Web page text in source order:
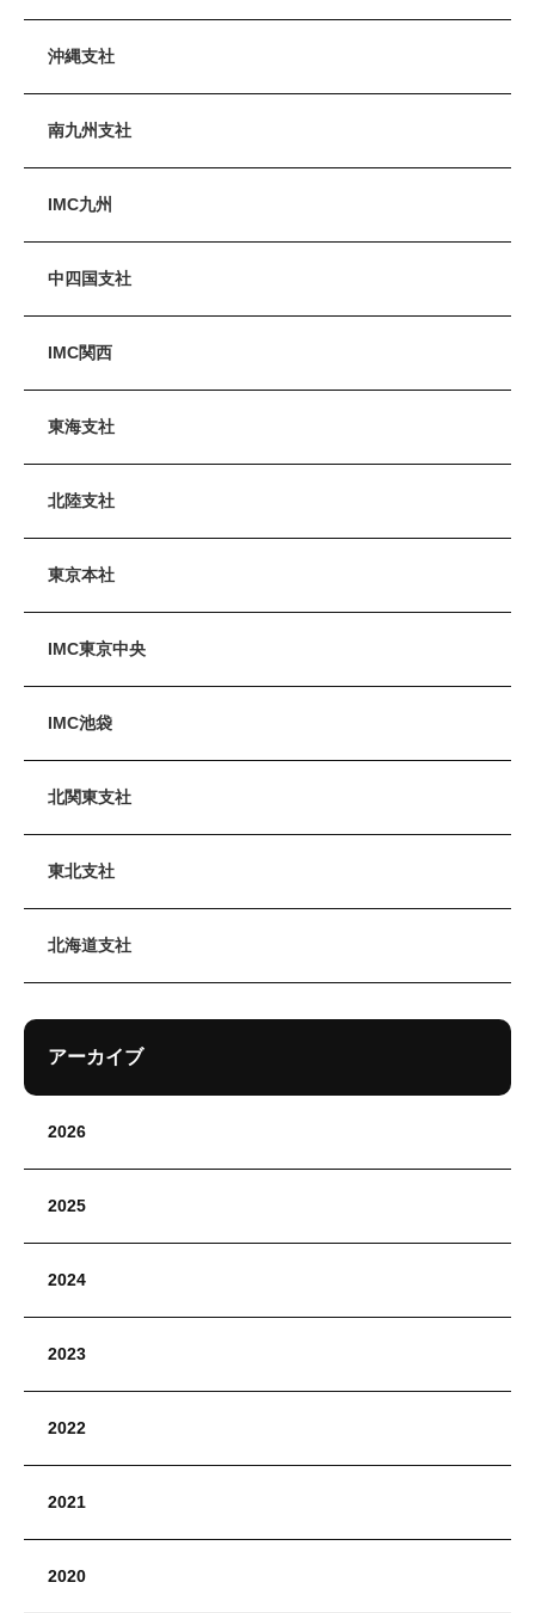
沖縄支社
南九州支社
IMC九州
中四国支社
IMC関西
東海支社
北陸支社
東京本社
IMC東京中央
IMC池袋
北関東支社
東北支社
北海道支社
アーカイブ
2026
2025
2024
2023
2022
2021
2020